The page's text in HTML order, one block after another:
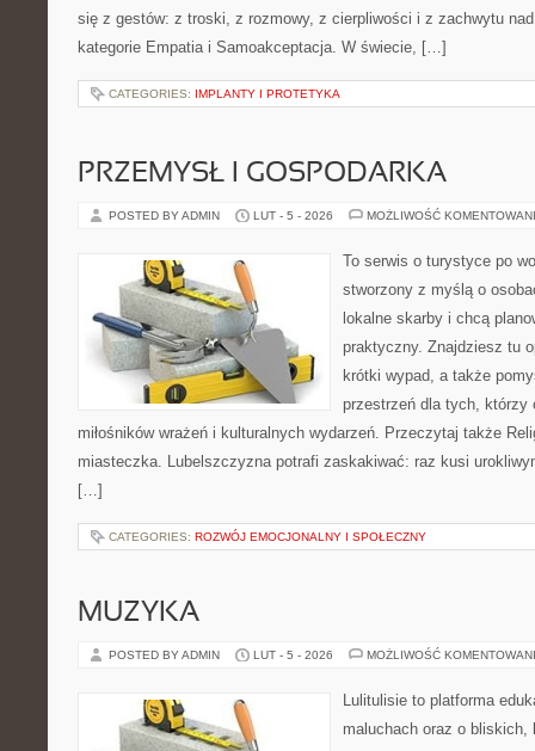
się z gestów: z troski, z rozmowy, z cierpliwości i z zachwytu
kategorie Empatia i Samoakceptacja. W świecie, […]
CATEGORIES: IMPLANTY I PROTETYKA
PRZEMYSŁ I GOSPODARKA
POSTED BY ADMIN LUT - 5 - 2026 MOŻLIWOŚĆ
To serwis o turystyce po
stworzony z myślą o
lokalne skarby i chcą
praktyczny. Znajdziesz tu
krótki wypad, a także
przestrzeń dla tych, którzy
miłośników wrażeń i kulturalnych wydarzeń. Przeczytaj także
miasteczka. Lubelszczyzna potrafi zaskakiwać: raz kusi
[…]
CATEGORIES: ROZWÓJ EMOCJONALNY I SPOŁECZNY
MUZYKA
POSTED BY ADMIN LUT - 5 - 2026 MOŻLIWOŚĆ
Lulitulisie to platforma
maluchach oraz o